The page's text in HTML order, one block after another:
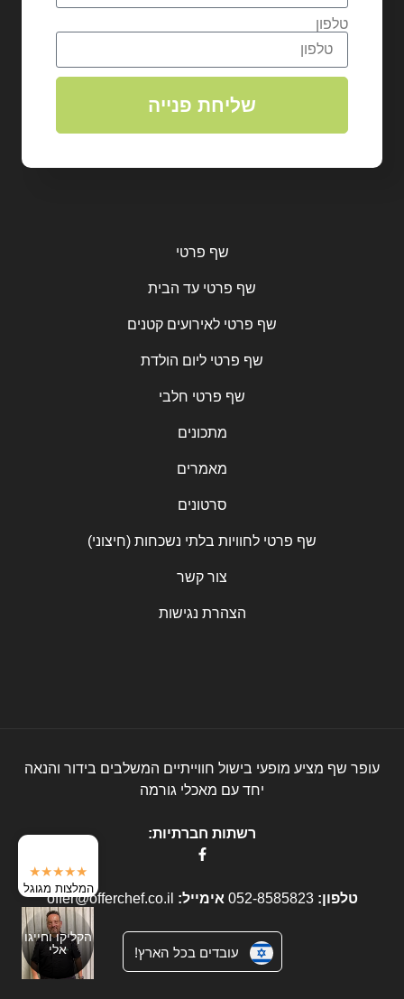
טלפון
שליחת פנייה
שף פרטי
שף פרטי עד הבית
שף פרטי לאירועים קטנים
שף פרטי ליום הולדת
שף פרטי חלבי
מתכונים
מאמרים
סרטונים
שף פרטי לחוויות בלתי נשכחות (חיצוני)
צור קשר
הצהרת נגישות
עובדים בכל הארץ!
טלפון:052-8585823 אימייל: offer@offerchef.co.il
רשתות חברתיות:
עופר שף מציע מופעי בישול חווייתיים המשלבים בידור והנאה
יחד עם מאכלי גורמה
★★★★★
המלצות מגוגל
הקליקו וחייגו
אלי